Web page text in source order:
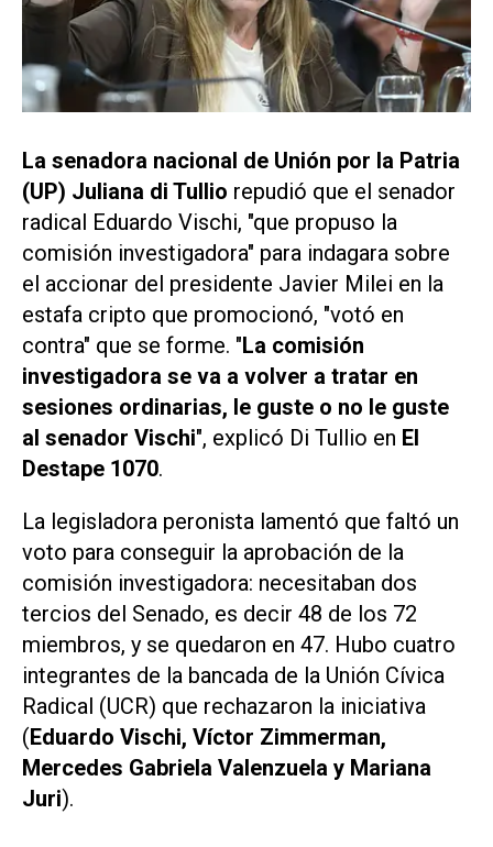
La senadora nacional de Unión por la Patria
(UP) Juliana di Tullio repudió que el senador
radical Eduardo Vischi, "que propuso la
comisión investigadora" para indagara sobre
el accionar del presidente Javier Milei en la
estafa cripto que promocionó, "votó en
contra" que se forme. "La comisión
investigadora se va a volver a tratar en
sesiones ordinarias, le guste o no le guste
al senador Vischi", explicó Di Tullio en El
Destape 1070.
La legisladora peronista lamentó que faltó un
voto para conseguir la aprobación de la
comisión investigadora: necesitaban dos
tercios del Senado, es decir 48 de los 72
miembros, y se quedaron en 47. Hubo cuatro
integrantes de la bancada de la Unión Cívica
Radical (UCR) que rechazaron la iniciativa
(Eduardo Vischi, Víctor Zimmerman,
Mercedes Gabriela Valenzuela y Mariana
Juri).